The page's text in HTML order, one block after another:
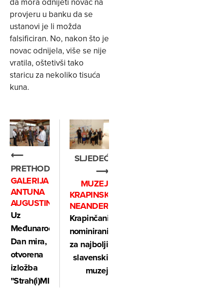
provjeru u banku da se
ustanovi je li možda
falsificiran. No, nakon što je
novac odnijela, više se nije
vratila, oštetivši tako
staricu za nekoliko tisuća
kuna.
⟵
PRETHODNO
GALERIJA
ANTUNA
AUGUSTINČIĆA
Uz
Međunarodni
Dan mira,
otvorena
izložba
"Strah(i)MIR"
SLJEDEĆE
⟶
MUZEJ
KRAPINSKIH
NEANDERTALACA
Krapinčani
nominirani
za najbolji
slavenski
muzej